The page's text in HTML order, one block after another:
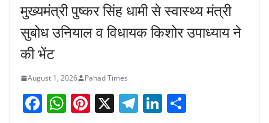
मुख्यमंत्री पुष्कर सिंह धामी से स्वास्थ्य मंत्री
सुबोध उनियाल व विधायक किशोर उपाध्याय ने
की भेंट
August 1, 2026 Pahad Times
F W Pi X T Li